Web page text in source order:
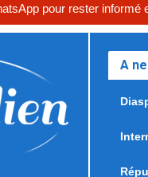
pour rester informé
A